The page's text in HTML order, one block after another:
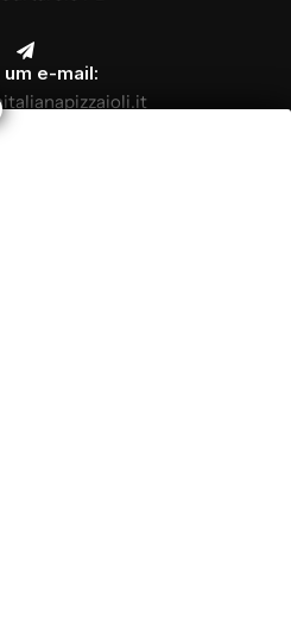
um e-mail:
SCUOLA ITALIANA
IVA 02957980341
de cookies